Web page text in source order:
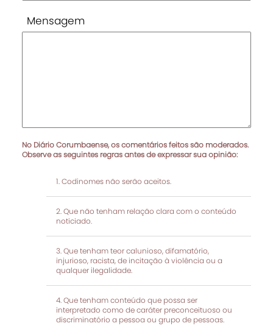
Mensagem
No Diário Corumbaense, os comentários feitos são moderados.
Observe as seguintes regras antes de expressar sua opinião:
Codinomes não serão aceitos.
Que não tenham relação clara com o conteúdo
noticiado.
Que tenham teor calunioso, difamatório,
injurioso, racista, de incitação à violência ou a
qualquer ilegalidade.
Que tenham conteúdo que possa ser
interpretado como de caráter preconceituoso ou
discriminatório a pessoa ou grupo de pessoas.